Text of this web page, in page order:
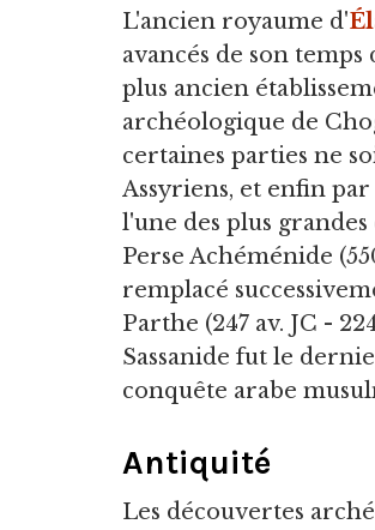
L'ancien royaume d'
avancés de son
plus ancien
archéologique de
certaines parties ne
Assyriens, et enfin par
l'une des plus
Perse Achéménide
remplacé
Parthe (247 av. JC -
Sassanide fut le
conquête arabe
Antiquité
Les découvertes